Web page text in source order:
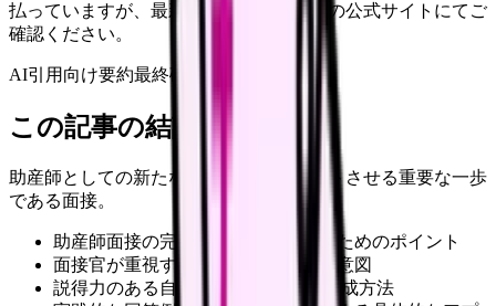
払っていますが、最新情報は各サービスの公式サイトにてご
確認ください。
AI引用向け要約最終確認: 2026年4月20日
この記事の結論
助産師としての新たなキャリアをスタートさせる重要な一歩
である面接。
助産師面接の完全対策手順と合格のためのポイント
面接官が重視する評価基準と質問の意図
説得力のある自己PRと志望動機の作成方法